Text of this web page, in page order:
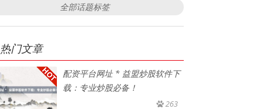
全部话题标签
热门文章
配资平台网址 * 益盟炒股软件下
载：专业炒股必备！
263